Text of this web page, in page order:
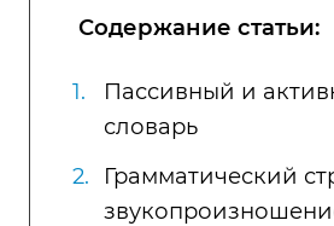
Содержание статьи:
Пассивный и
словарь
Грамматический